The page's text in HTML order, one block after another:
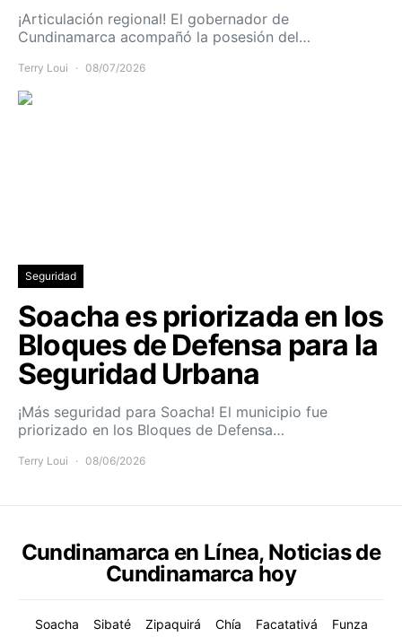
¡Articulación regional! El gobernador de
Cundinamarca acompañó la posesión del…
Terry Loui 08/07/2026
Seguridad
Soacha es priorizada en los
Bloques de Defensa para la
Seguridad Urbana
¡Más seguridad para Soacha! El municipio fue
priorizado en los Bloques de Defensa…
Terry Loui 08/06/2026
Cundinamarca en Línea, Noticias de
Cundinamarca hoy
Soacha Sibaté Zipaquirá Chía Facatativá
Funza